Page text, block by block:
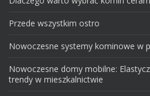
Przede wszystkim ostro
Nowoczesne systemy kominowe w
Nowoczesne domy mobilne:
trendy w mieszkalnictwie